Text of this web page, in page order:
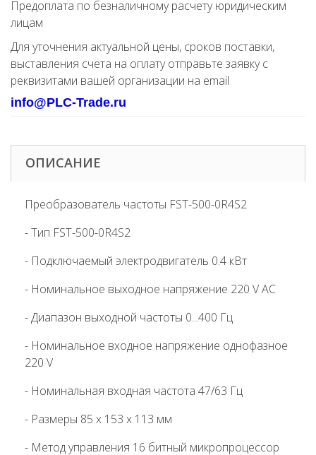
Предоплата по безналичному расчету юридическим
лицам
Для уточнения актуальной цены, сроков поставки,
выставления счета на оплату отправьте заявку с
реквизитами вашей организации на email
info@PLC-Trade.ru
ОПИСАНИЕ
Преобразователь частоты FST-500-0R4S2
- Тип FST-500-0R4S2
- Подключаемый электродвигатель 0.4 кВт
- Номинальное выходное напряжение 220 V AC
- Диапазон выходной частоты 0...400 Гц
- Номинальное входное напряжение однофазное
220 V
- Номинальная входная частота 47/63 Гц
- Размеры 85 х 153 х 113 мм
- Метод управления 16 битный микропроцессор